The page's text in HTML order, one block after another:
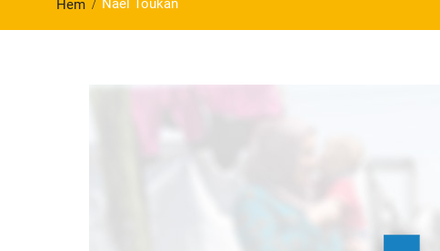
Hem Nael Toukan